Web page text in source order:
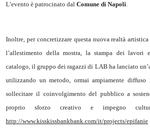
L’evento è patrocinato dal Comune di Napoli.
Inoltre, per concretizzare questa nuova realtà
l’allestimento della mostra, la stampa dei lavori
catalogo, il gruppo dei ragazzi di LAB ha lanciato
utilizzando un metodo, ormai ampiamente
sollecitare il coinvolgimento del pubblico a
proprio sforzo creativo e impegno
http://www.kisskissbankbank.com/it/projects/epifanie